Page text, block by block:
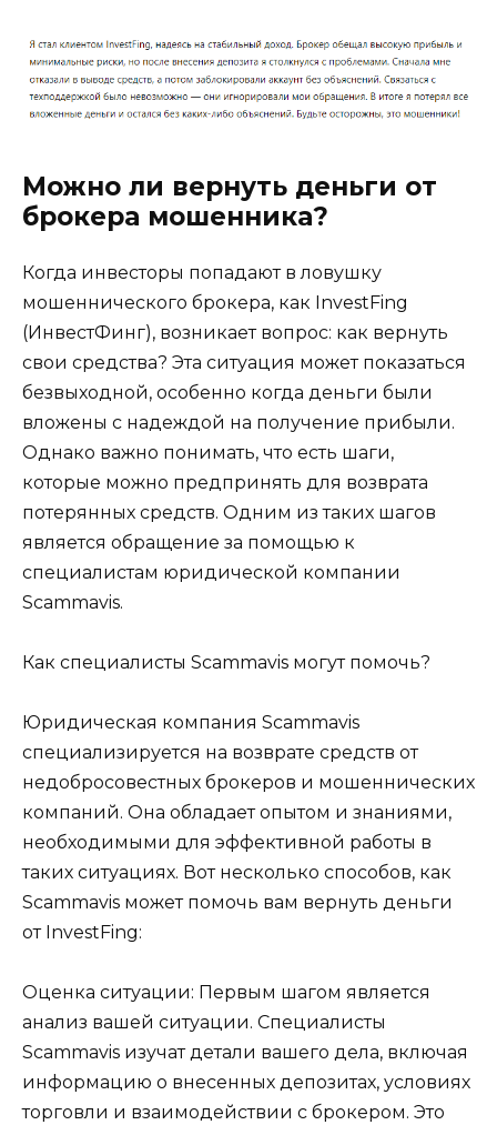
Можно ли вернуть деньги от
брокера мошенника?
Когда инвесторы попадают в ловушку
мошеннического брокера, как InvestFing
(ИнвестФинг), возникает вопрос: как вернуть
свои средства? Эта ситуация может показаться
безвыходной, особенно когда деньги были
вложены с надеждой на получение прибыли.
Однако важно понимать, что есть шаги,
которые можно предпринять для возврата
потерянных средств. Одним из таких шагов
является обращение за помощью к
специалистам юридической компании
Scammavis.
Как специалисты Scammavis могут помочь?
Юридическая компания Scammavis
специализируется на возврате средств от
недобросовестных брокеров и мошеннических
компаний. Она обладает опытом и знаниями,
необходимыми для эффективной работы в
таких ситуациях. Вот несколько способов, как
Scammavis может помочь вам вернуть деньги
от InvestFing:
Оценка ситуации: Первым шагом является
анализ вашей ситуации. Специалисты
Scammavis изучат детали вашего дела, включая
информацию о внесенных депозитах, условиях
торговли и взаимодействии с брокером. Это